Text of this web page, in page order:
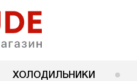
ХОЛОДИЛЬНИКИ